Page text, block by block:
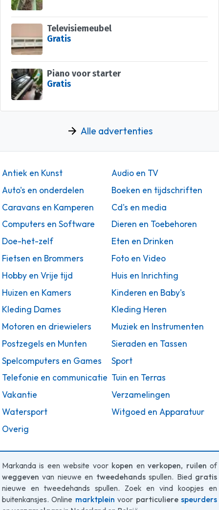
Televisiemeubel
Gratis
Piano voor starter
Gratis
Alle advertenties
Antiek en Kunst
Audio en TV
Auto's en onderdelen
Boeken en tijdschriften
Caravans en Kamperen
Cd's en media
Computers en Software
Dieren en Toebehoren
Doe-het-zelf
Eten en Drinken
Fietsen en Brommers
Foto en Video
Hobby en Vrije tijd
Huis en Inrichting
Huizen en Kamers
Kinderen en Baby's
Kleding Dames
Kleding Heren
Motoren en driewielers
Muziek en Instrumenten
Postzegels en Munten
Sieraden en Tassen
Spelcomputers en Games
Sport
Telefonie en communicatie Tuin en Terras
Vakantie
Verzamelingen
Watersport
Witgoed en Apparatuur
Overig
Markanda is een website voor kopen enverkopen, ruilen of
weggeven van nieuwe en tweedehandsspullen. Bied gratis
nieuwe en tweedehands spullen. Zoek en vind koopjes en
buitenkansjes. Online marktplein voor particulierespeurders